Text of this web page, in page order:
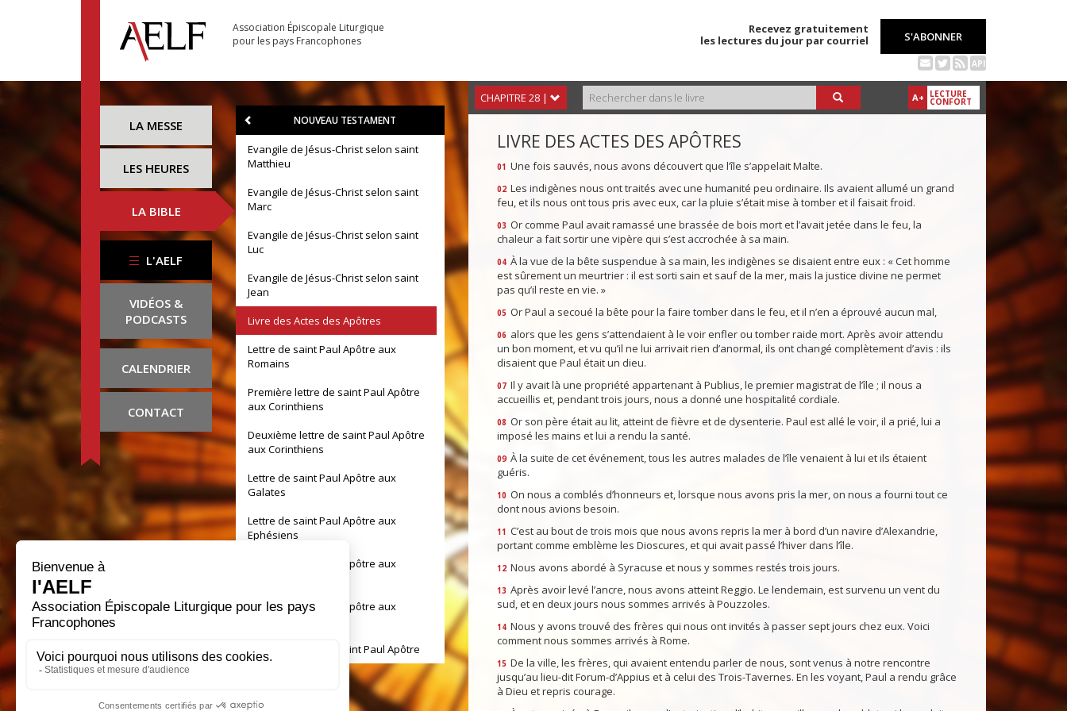
Association Épiscopale Liturgique
pour les pays Francophones
Recevez gratuitement
les lectures du jour par courriel
S'ABONNER
API
LA MESSE
LES HEURES
LA BIBLE
L'AELF
VIDÉOS &
PODCASTS
CALENDRIER
CONTACT
NOUVEAU TESTAMENT
Evangile de Jésus-Christ selon saint
Matthieu
Evangile de Jésus-Christ selon saint
Marc
Evangile de Jésus-Christ selon saint
Luc
Evangile de Jésus-Christ selon saint
Jean
Livre des Actes des Apôtres
Lettre de saint Paul Apôtre aux
Romains
Première lettre de saint Paul Apôtre
aux Corinthiens
Deuxième lettre de saint Paul Apôtre
aux Corinthiens
Lettre de saint Paul Apôtre aux
Galates
Lettre de saint Paul Apôtre aux
Ephésiens
Lettre de saint Paul Apôtre aux
Lettre de saint Paul Apôtre aux
Première lettre de saint Paul Apôtre
aux Thessaloniciens
Deuxième lettre de saint Paul Apôtre
aux Thessaloniciens
A+ LECTURE
CONFORT
CHAPITRE 28 |
LIVRE DES ACTES DES APÔTRES
01 Une fois sauvés, nous avons découvert que l’île s’appelait Malte.
02 Les indigènes nous ont traités avec une humanité peu ordinaire. Ils avaient allumé un grand
feu, et ils nous ont tous pris avec eux, car la pluie s’était mise à tomber et il faisait froid.
03 Or comme Paul avait ramassé une brassée de bois mort et l’avait jetée dans le feu, la
chaleur a fait sortir une vipère qui s’est accrochée à sa main.
04 À la vue de la bête suspendue à sa main, les indigènes se disaient entre eux : « Cet homme
est sûrement un meurtrier : il est sorti sain et sauf de la mer, mais la justice divine ne permet
pas qu’il reste en vie. »
05 Or Paul a secoué la bête pour la faire tomber dans le feu, et il n’en a éprouvé aucun mal,
06 alors que les gens s’attendaient à le voir enfler ou tomber raide mort. Après avoir attendu
un bon moment, et vu qu’il ne lui arrivait rien d’anormal, ils ont changé complètement d’avis : ils
disaient que Paul était un dieu.
07 Il y avait là une propriété appartenant à Publius, le premier magistrat de l’île ; il nous a
accueillis et, pendant trois jours, nous a donné une hospitalité cordiale.
08 Or son père était au lit, atteint de fièvre et de dysenterie. Paul est allé le voir, il a prié, lui a
imposé les mains et lui a rendu la santé.
09 À la suite de cet événement, tous les autres malades de l’île venaient à lui et ils étaient
guéris.
10 On nous a comblés d’honneurs et, lorsque nous avons pris la mer, on nous a fourni tout ce
dont nous avions besoin.
11
C’est au bout de trois mois que nous avons repris la mer à bord d’un navire d’Alexandrie,
portant comme emblème les Dioscures, et qui avait passé l’hiver dans l’île.
12 Nous avons abordé à Syracuse et nous y sommes restés trois jours.
13 Après avoir levé l’ancre, nous avons atteint Reggio. Le lendemain, est survenu un vent du
sud, et en deux jours nous sommes arrivés à Pouzzoles.
14 Nous y avons trouvé des frères qui nous ont invités à passer sept jours chez eux. Voici
comment nous sommes arrivés à Rome.
15 De la ville, les frères, qui avaient entendu parler de nous, sont venus à notre rencontre
jusqu’au lieu-dit Forum-d’Appius et à celui des Trois-Tavernes. En les voyant, Paul a rendu grâce
à Dieu et repris courage.